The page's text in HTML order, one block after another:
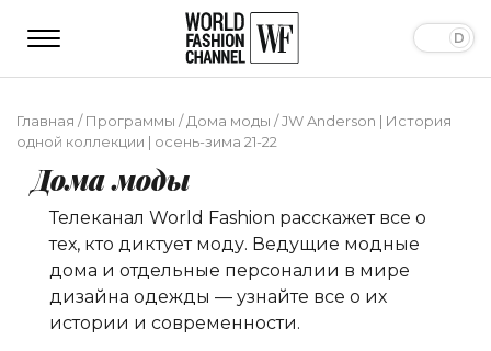
Главная /Программы /Дома моды /JW Anderson | История
одной коллекции | осень-зима 21-22
Дома моды
Телеканал World Fashion расскажет все о
тех, кто диктует моду. Ведущие модные
дома и отдельные персоналии в мире
дизайна одежды — узнайте все о их
истории и современности.